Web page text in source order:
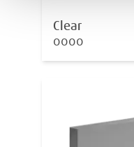
Clear
0000